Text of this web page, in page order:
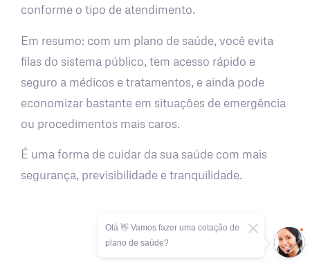
conforme o tipo de atendimento.
Em resumo: com um plano de saúde, você evita
filas do sistema público, tem acesso rápido e
seguro a médicos e tratamentos, e ainda pode
economizar bastante em situações de emergência
ou procedimentos mais caros.
É uma forma de cuidar da sua saúde com mais
segurança, previsibilidade e tranquilidade.
Olá 👋 Vamos fazer uma cotação de
plano de saúde?